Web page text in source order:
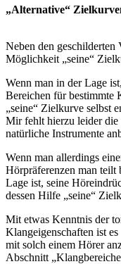
„Alternative“
Neben den geschilderten
Möglichkeit „seine“
Wenn man in der Lage
Bereichen für bestimmte
„seine“ Zielkurve selbst
Mir fehlt hierzu leider
natürliche Instrumente
Wenn man allerdings
Hörpräferenzen man teilt
Lage ist, seine
dessen Hilfe „seine“
Mit etwas Kenntnis der
Klangeigenschaften ist
mit solch einem Hörer
Abschnitt